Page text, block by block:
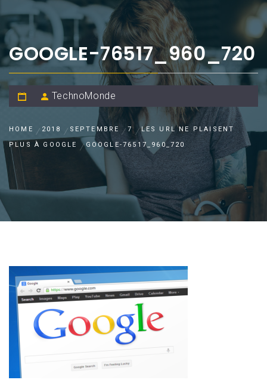
GOOGLE-76517_960_720
TechnoMonde
HOME 2018 SEPTEMBRE 7
LES URL NE PLAISENT
PLUS À GOOGLE
GOOGLE-76517_960_720